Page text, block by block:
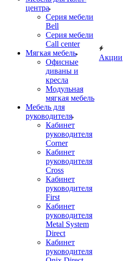
центра
Серия мебели
Bell
Серия мебели
Call center
Мягкая мебель
Офисные
диваны и
кресла
Модульная
мягкая мебель
Мебель для
руководителя
Кабинет
руководителя
Corner
Кабинет
руководителя
Cross
Кабинет
руководителя
First
Кабинет
руководителя
Metal System
Direct
Кабинет
руководителя
Акции